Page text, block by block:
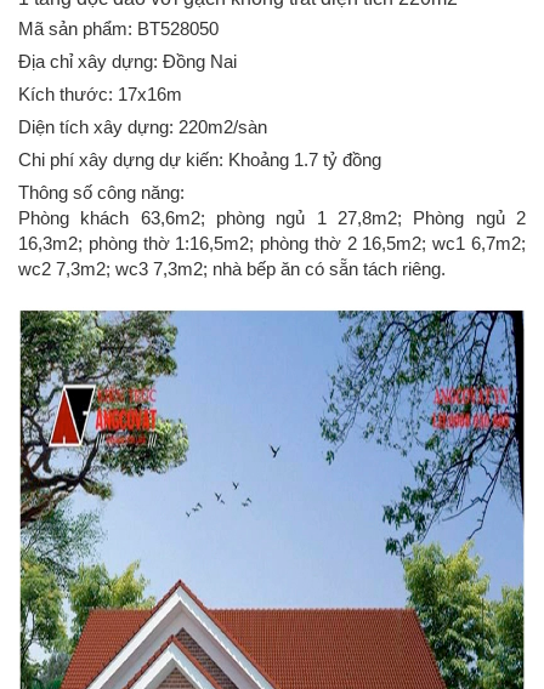
Mã sản phẩm: BT528050
Địa chỉ xây dựng: Đồng Nai
Kích thước: 17x16m
Diện tích xây dựng: 220m2/sàn
Chi phí xây dựng dự kiến: Khoảng 1.7 tỷ đồng
Thông số công năng:
Phòng khách 63,6m2; phòng ngủ 1 27,8m2; Phòng ngủ 2
16,3m2; phòng thờ 1:16,5m2; phòng thờ 2 16,5m2; wc1 6,7m2;
wc2 7,3m2; wc3 7,3m2; nhà bếp ăn có sẵn tách riêng.